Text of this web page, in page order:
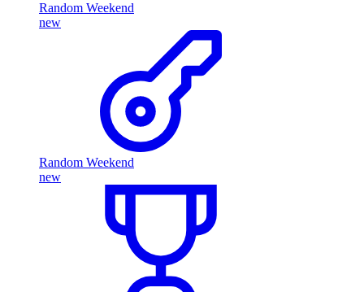
Random Weekend
new
Random Weekend
new